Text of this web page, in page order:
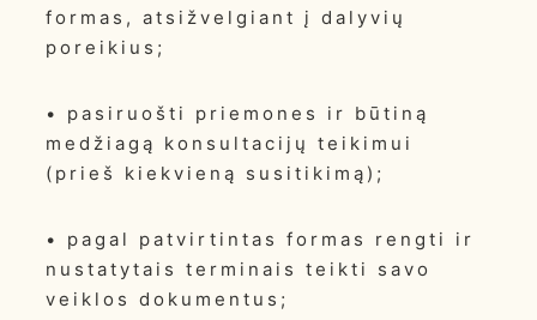
formas, atsižvelgiant į dalyvių
poreikius;
• pasiruošti priemones ir būtiną
medžiagą konsultacijų teikimui
(prieš kiekvieną susitikimą);
• pagal patvirtintas formas rengti ir
nustatytais terminais teikti savo
veiklos dokumentus;